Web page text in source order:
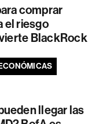
comprar
el riesgo
BlackRock
llegar las